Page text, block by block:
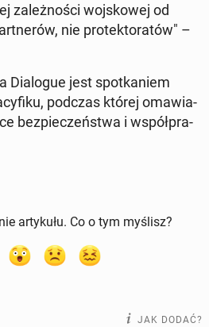
za­leż­no­ści woj­sko­wej od
nie pro­tek­to­ra­tów" –
Dia­lo­gue jest spo­tka­niem
podczas której oma­wia­
bez­pie­czeń­stwa i współ­pra­
artykułu. Co o tym myślisz?
JAK DODAĆ?